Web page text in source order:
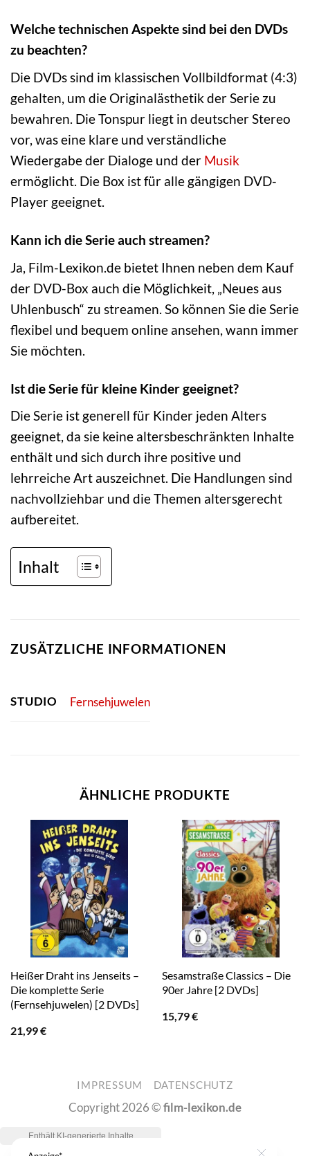
Welche technischen Aspekte sind bei den DVDs
zu beachten?
Die DVDs sind im klassischen Vollbildformat (4:3)
gehalten, um die Originalästhetik der Serie zu
bewahren. Die Tonspur liegt in deutscher Stereo
vor, was eine klare und verständliche
Wiedergabe der Dialoge und der Musik
ermöglicht. Die Box ist für alle gängigen DVD-
Player geeignet.
Kann ich die Serie auch streamen?
Ja, Film-Lexikon.de bietet Ihnen neben dem Kauf
der DVD-Box auch die Möglichkeit, „Neues aus
Uhlenbusch“ zu streamen. So können Sie die Serie
flexibel und bequem online ansehen, wann immer
Sie möchten.
Ist die Serie für kleine Kinder geeignet?
Die Serie ist generell für Kinder jeden Alters
geeignet, da sie keine altersbeschränkten Inhalte
enthält und sich durch ihre positive und
lehrreiche Art auszeichnet. Die Handlungen sind
nachvollziehbar und die Themen altersgerecht
aufbereitet.
Inhalt
ZUSÄTZLICHE INFORMATIONEN
STUDIO Fernsehjuwelen
ÄHNLICHE PRODUKTE
Heißer Draht ins Jenseits –
Die komplette Serie
(Fernsehjuwelen) [2 DVDs]
21,99€
Sesamstraße Classics – Die
90er Jahre [2 DVDs]
15,79€
IMPRESSUM DATENSCHUTZ
Copyright 2026 ©film-lexikon.de